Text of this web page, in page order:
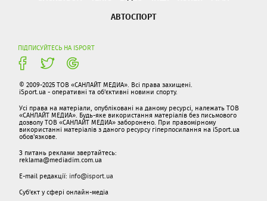
АВТОСПОРТ
ПІДПИСУЙТЕСЬ НА ISPORT
© 2009-2025 ТОВ «САНЛАЙТ МЕДИА». Всі права захищені.
iSport.ua - оперативні та об'єктивні новини спорту.
Усі права на матеріали, опубліковані на даному ресурсі, належать ТОВ
«САНЛАЙТ МЕДИА». Будь-яке використання матеріалів без письмового
дозволу ТОВ «САНЛАЙТ МЕДИА» заборонено. При правомірному
використанні матеріалів з даного ресурсу гіперпосилання на iSport.ua
обов'язкове.
З питань реклами звертайтесь:
reklama@mediadim.com.ua
E-mail редакції: info@isport.ua
Суб'єкт у сфері онлайн-медіа